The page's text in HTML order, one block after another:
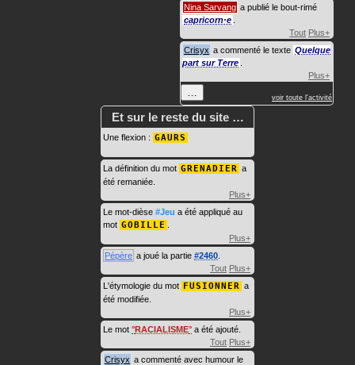
Nina Sarvang a publié le bout-rimé
capricorn·e
Tout Plus+
Crisyx a commenté le texte Quelque
part sur Terre
Plus+
voir toute l'activité
Et sur le reste du site …
Une flexion : GAURS
La définition du mot GRENADIER a
été remaniée.
Plus+
Le mot-dièse #Jeu a été appliqué au
mot GOBILLE
Plus+
Pépère a joué la partie #2460
Tout Plus+
L'étymologie du mot FUSIONNER a
été modifiée.
Plus+
Le mot RACIALISME a été ajouté.
Tout Plus+
Crisyx a commenté avec humour le